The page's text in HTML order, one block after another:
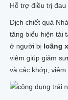
Hỗ trợ điều trị
Dịch chiết quả
tăng biểu hiện tái
ở người bị loãng
viêm giúp giảm
và các khớp, viêm